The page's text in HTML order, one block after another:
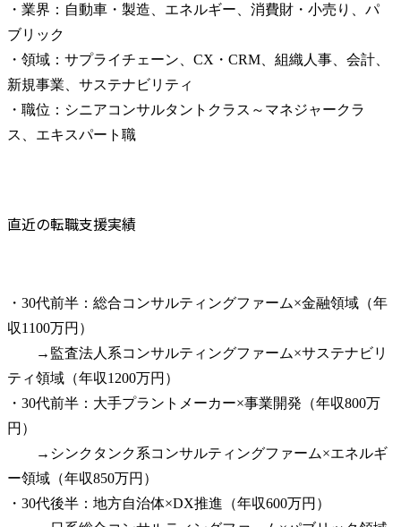
・業界：自動車・製造、エネルギー、消費財・小売り、パ
ブリック
・領域：サプライチェーン、CX・CRM、組織人事、会計、
新規事業、サステナビリティ
・職位：シニアコンサルタントクラス～マネジャークラ
ス、エキスパート職
直近の転職支援実績
・30代前半：総合コンサルティングファーム×金融領域（年
収1100万円）
→監査法人系コンサルティングファーム×サステナビリ
ティ領域（年収1200万円）
・30代前半：大手プラントメーカー×事業開発（年収800万
円）
→シンクタンク系コンサルティングファーム×エネルギ
ー領域（年収850万円）
・30代後半：地方自治体×DX推進（年収600万円）